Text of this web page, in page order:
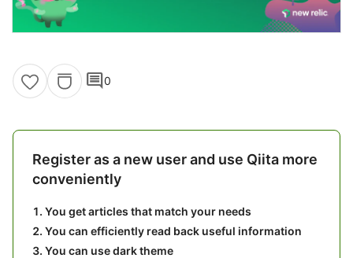
comment0
Register as a new user and use Qiita more
conveniently
You get articles that match your needs
You can efficiently read back useful information
You can use dark theme